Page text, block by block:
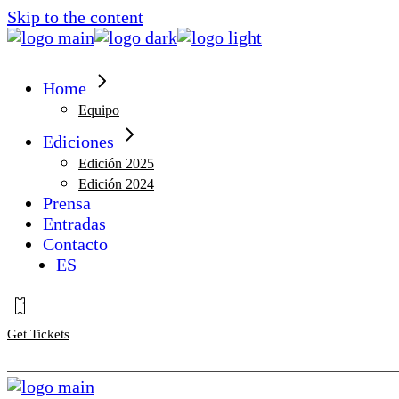
Skip to the content
Home
Equipo
Ediciones
Edición 2025
Edición 2024
Prensa
Entradas
Contacto
ES
Get Tickets